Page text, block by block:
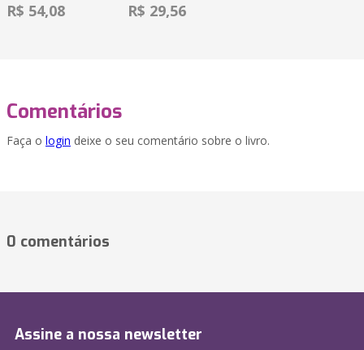
R$ 54,08 R$ 29,56
Comentários
Faça o login deixe o seu comentário sobre o livro.
0 comentários
Assine a nossa newsletter